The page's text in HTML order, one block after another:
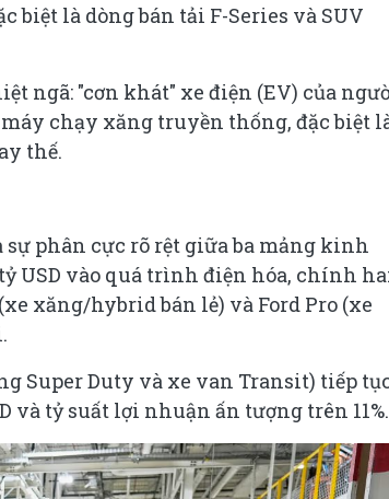
biệt là dòng bán tải F-Series và SUV
ngã: "cơn khát" xe điện (EV) của
chạy xăng truyền thống, đặc biệt
thế.
phân cực rõ rệt giữa ba mảng kinh
USD vào quá trình điện hóa, chính
xăng/hybrid bán lẻ) và Ford Pro (xe
Super Duty và xe van Transit) tiếp
và tỷ suất lợi nhuận ấn tượng trên 11%.